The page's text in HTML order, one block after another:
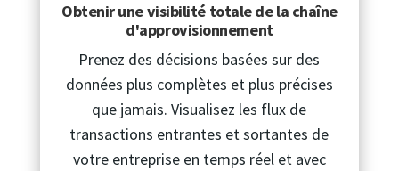
Obtenir une visibilité totale de la chaîne
d'approvisionnement
Prenez des décisions basées sur des
données plus complètes et plus précises
que jamais. Visualisez les flux de
transactions entrantes et sortantes de
votre entreprise en temps réel et avec